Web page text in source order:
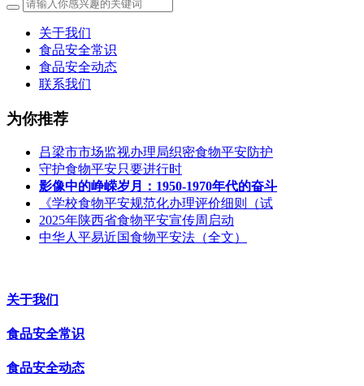
关于我们
食品安全常识
食品安全动态
联系我们
为你推荐
吕梁市市场监视办理局织密食物平安防护
守护食物平安只要进行时
影像中的峥嵘岁月：1950-1970年代的奋斗
《学校食物平安规范化办理评价细则（试
2025年陕西省食物平安宣传周启动
中华人平易近国食物平安法（全文）
关于我们
食品安全常识
食品安全动态